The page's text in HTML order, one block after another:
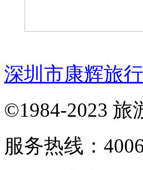
深圳市康辉旅
©1984-2023 旅
服务热线：